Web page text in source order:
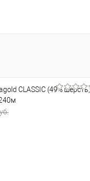
CLASSIC (49% шерсть,